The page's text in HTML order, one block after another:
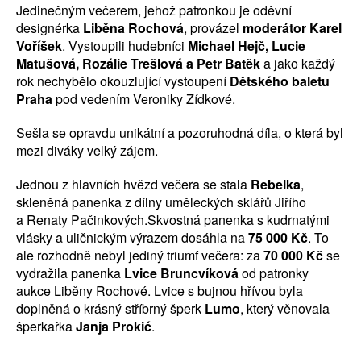
Jedinečným večerem, jehož patronkou je oděvní
designérka Liběna Rochová, provázel moderátor Karel
Voříšek. Vystoupili hudebníci Michael Hejč, Lucie
Matušová, Rozálie Trešlová a Petr Batěka jako každý
rok nechybělo okouzlující vystoupeníDětského baletu
Prahapod vedením Veroniky Zídkové.
Sešla se opravdu unikátní a pozoruhodná díla, o která byl
mezi diváky velký zájem.
Jednou z hlavních hvězd večera se stala Rebelka,
skleněná panenka z dílny uměleckých sklářů Jiřího
a Renaty Pačinkových.Skvostná panenka s kudrnatými
vlásky a uličnickým výrazem dosáhla na75 000 Kč. To
ale rozhodně nebyl jediný triumf večera: za70 000 Kčse
vydražila panenka Lvice Bruncvíkováod patronky
aukce Liběny Rochové. Lvice s bujnou hřívou byla
doplněná o krásný stříbrný šperk Lumo, který věnovala
šperkařkaJanja Prokić.